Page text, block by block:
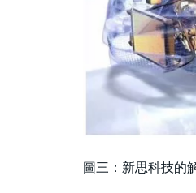
圖三：新思科技的